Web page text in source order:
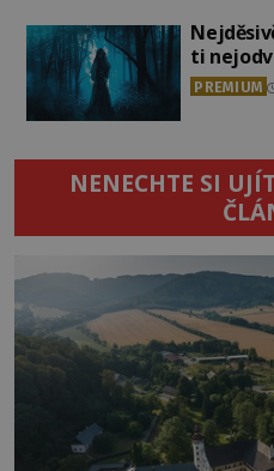
Nejděsivější
ti
PREMIUM
NENECHTE SI